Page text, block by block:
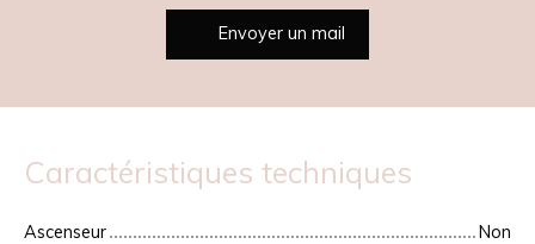
Envoyer un mail
Caractéristiques techniques
Ascenseur
Non